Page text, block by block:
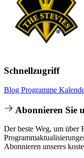
Schnellzugriff
Blog Programme
Abonnieren Sie
Der beste Weg, um über
Abonnieren unseres